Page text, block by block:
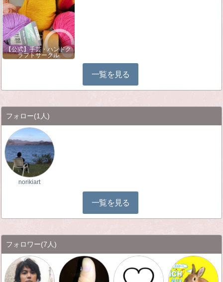
【公式】手芸・ハンドク
ラフトサークル
一覧を見る
フォロー(1人)
norikiart
一覧を見る
フォロワー(7人)